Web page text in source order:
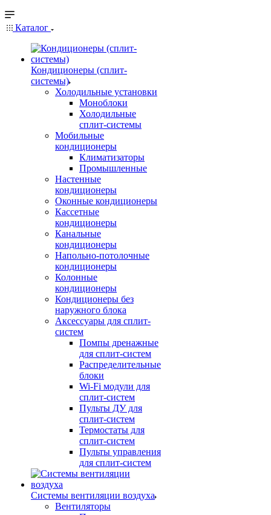
Каталог
Кондиционеры (сплит-
системы)
Холодильные установки
Моноблоки
Холодильные
сплит-системы
Мобильные
кондиционеры
Климатизаторы
Промышленные
Настенные
кондиционеры
Оконные кондиционеры
Кассетные
кондиционеры
Канальные
кондиционеры
Напольно-потолочные
кондиционеры
Колонные
кондиционеры
Кондиционеры без
наружного блока
Аксессуары для сплит-
систем
Помпы дренажные
для сплит-систем
Распределительные
блоки
Wi-Fi модули для
сплит-систем
Пульты ДУ для
сплит-систем
Термостаты для
сплит-систем
Пульты управления
для сплит-систем
Системы вентиляции воздуха
Вентиляторы